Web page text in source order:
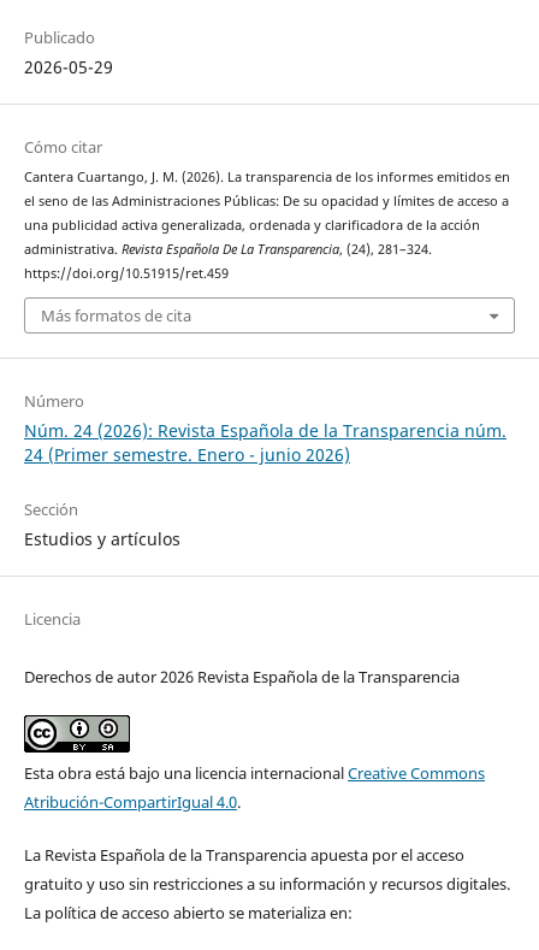
Publicado
2026-05-29
Cómo citar
Cantera Cuartango, J. M. (2026). La transparencia de los informes emitidos en
el seno de las Administraciones Públicas: De su opacidad y límites de acceso a
una publicidad activa generalizada, ordenada y clarificadora de la acción
administrativa. Revista Española De La Transparencia, (24), 281–324.
https://doi.org/10.51915/ret.459
Más formatos de cita
Número
Núm. 24 (2026): Revista Española de la Transparencia núm.
24 (Primer semestre. Enero - junio 2026)
Sección
Estudios y artículos
Licencia
Derechos de autor 2026 Revista Española de la Transparencia
Esta obra está bajo una licencia internacionalCreative Commons
Atribución-CompartirIgual 4.0.
La Revista Española de la Transparencia apuesta por el acceso
gratuito y uso sin restricciones a su información y recursos digitales.
La política de acceso abierto se materializa en: